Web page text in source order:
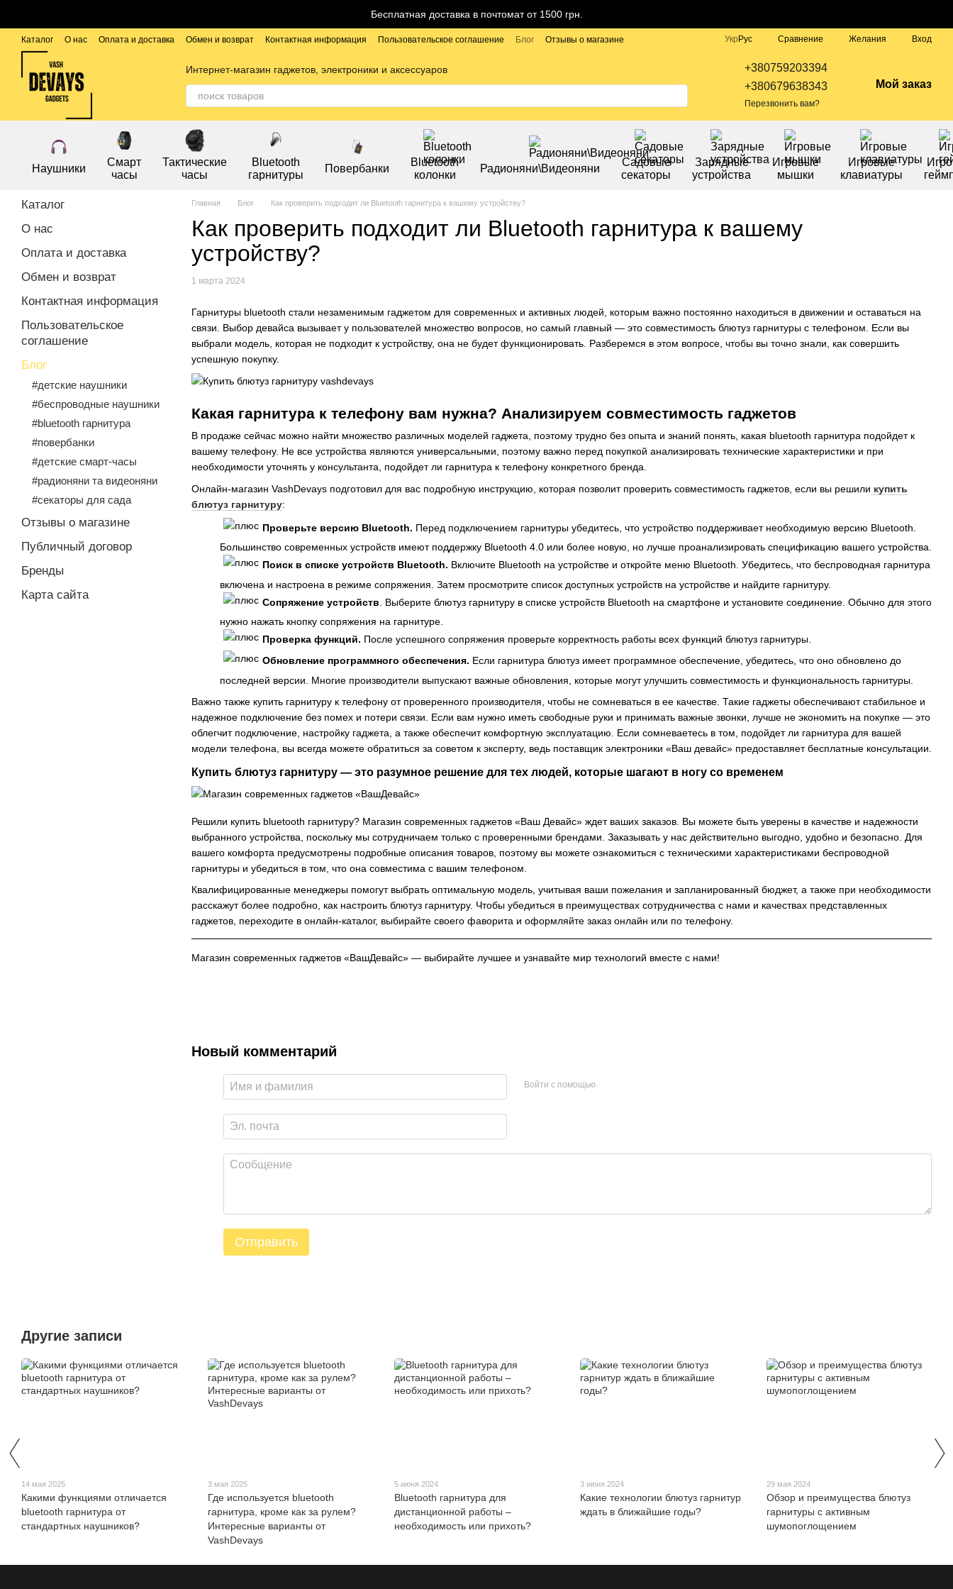
Бесплатная доставка в почтомат от 1500 грн.
Каталог О нас Оплата и доставка Обмен и возврат Контактная информация Пользовательское соглашение Блог
Отзывы о магазине
Публичный договор
Укр Рус Сравнение Желания Вход
Интернет-магазин гаджетов, электроники и аксессуаров
+380759203394
+380679638343
Перезвонить вам?
Мой заказ
Наушники
Смарт
часы
Тактические
часы
Bluetooth
гарнитуры
Повербанки
Bluetooth
колонки
Радионяни\Видеоняни
Садовые
секаторы
Зарядные
устройства
Игровые
мышки
Игровые
клавиатуры
Главная Блог Как проверить подходит ли Bluetooth гарнитура к вашему устройству?
Как проверить подходит ли Bluetooth гарнитура к вашему
устройству?
1 марта 2024
Гарнитуры bluetooth стали незаменимым гаджетом для современных и активных людей, которым важно постоянно находиться в движении и оставаться на
связи. Выбор девайса вызывает у пользователей множество вопросов, но самый главный — это совместимость блютуз гарнитуры с телефоном. Если вы
выбрали модель, которая не подходит к устройству, она не будет функционировать. Разберемся в этом вопросе, чтобы вы точно знали, как совершить
успешную покупку.
Какая гарнитура к телефону вам нужна? Анализируем совместимость гаджетов
В продаже сейчас можно найти множество различных моделей гаджета, поэтому трудно без опыта и знаний понять, какая bluetooth гарнитура подойдет к
вашему телефону. Не все устройства являются универсальными, поэтому важно перед покупкой анализировать технические характеристики и при
необходимости уточнять у консультанта, подойдет ли гарнитура к телефону конкретного бренда.
Онлайн-магазин VashDevays подготовил для вас подробную инструкцию, которая позволит проверить совместимость гаджетов, если вы решили купить
блютуз гарнитуру:
Проверьте версию Bluetooth. Перед подключением гарнитуры убедитесь, что устройство поддерживает необходимую версию Bluetooth.
Большинство современных устройств имеют поддержку Bluetooth 4.0 или более новую, но лучше проанализировать спецификацию вашего устройства.
Поиск в списке устройств Bluetooth. Включите Bluetooth на устройстве и откройте меню Bluetooth. Убедитесь, что беспроводная гарнитура
включена и настроена в режиме сопряжения. Затем просмотрите список доступных устройств на устройстве и найдите гарнитуру.
Сопряжение устройств . Выберите блютуз гарнитуру в списке устройств Bluetooth на смартфоне и установите соединение. Обычно для этого
нужно нажать кнопку сопряжения на гарнитуре.
Проверка функций. После успешного сопряжения проверьте корректность работы всех функций блютуз гарнитуры.
Обновление программного обеспечения. Если гарнитура блютуз имеет программное обеспечение, убедитесь, что оно обновлено до
последней версии. Многие производители выпускают важные обновления, которые могут улучшить совместимость и функциональность гарнитуры.
Важно также купить гарнитуру к телефону от проверенного производителя, чтобы не сомневаться в ее качестве. Такие гаджеты обеспечивают стабильное и
надежное подключение без помех и потери связи. Если вам нужно иметь свободные руки и принимать важные звонки, лучше не экономить на покупке — это
облегчит подключение, настройку гаджета, а также обеспечит комфортную эксплуатацию. Если сомневаетесь в том, подойдет ли гарнитура для вашей
модели телефона, вы всегда можете обратиться за советом к эксперту, ведь поставщик электроники «Ваш девайс» предоставляет бесплатные консультации.
Купить блютуз гарнитуру — это разумное решение для тех людей, которые шагают в ногу со временем
Решили купить bluetooth гарнитуру? Магазин современных гаджетов «Ваш Девайс» ждет ваших заказов. Вы можете быть уверены в качестве и надежности
выбранного устройства, поскольку мы сотрудничаем только с проверенными брендами. Заказывать у нас действительно выгодно, удобно и безопасно. Для
вашего комфорта предусмотрены подробные описания товаров, поэтому вы можете ознакомиться с техническими характеристиками беспроводной
гарнитуры и убедиться в том, что она совместима с вашим телефоном.
Квалифицированные менеджеры помогут выбрать оптимальную модель, учитывая ваши пожелания и запланированный бюджет, а также при необходимости
расскажут более подробно, как настроить блютуз гарнитуру. Чтобы убедиться в преимуществах сотрудничества с нами и качествах представленных
гаджетов, переходите в онлайн-каталог, выбирайте своего фаворита и оформляйте заказ онлайн или по телефону.
Магазин современных гаджетов «ВашДевайс» — выбирайте лучшее и узнавайте мир технологий вместе с нами!
Новый комментарий
Войти с помощью
Отправить
Каталог
О нас
Оплата и доставка
Обмен и возврат
Контактная информация
Пользовательское
соглашение
Блог
#детские наушники
#беспроводные наушники
#bluetooth гарнитура
#повербанки
#детские смарт-часы
#радионяни та видеоняни
#секаторы для сада
Отзывы о магазине
Публичный договор
Бренды
Карта сайта
Другие записи
14 мая 2025
Какими функциями отличается
bluetooth гарнитура от
стандартных наушников?
3 мая 2025
Где используется bluetooth
гарнитура, кроме как за рулем?
Интересные варианты от
VashDevays
5 июня 2024
Bluetooth гарнитура для
дистанционной работы –
необходимость или прихоть?
3 июня 2024
Какие технологии блютуз гарнитур
ждать в ближайшие годы?
29 мая 2024
Обзор и преимущества блютуз
гарнитуры с активным
шумопоглощением